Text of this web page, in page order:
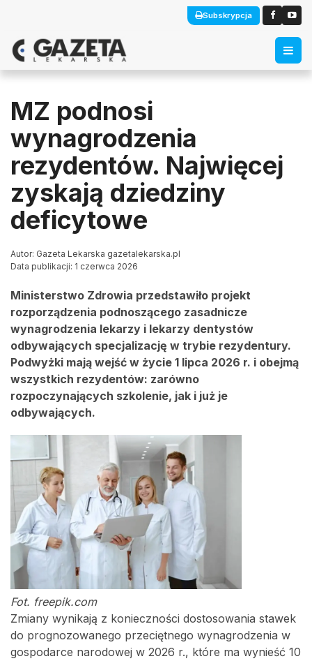
Subskrypcja
MZ podnosi
wynagrodzenia
rezydentów. Najwięcej
zyskają dziedziny
deficytowe
Autor: Gazeta Lekarska gazetalekarska.pl
Data publikacji: 1 czerwca 2026
Ministerstwo Zdrowia przedstawiło projekt
rozporządzenia podnoszącego zasadnicze
wynagrodzenia lekarzy i lekarzy dentystów
odbywających specjalizację w trybie rezydentury.
Podwyżki mają wejść w życie 1 lipca 2026 r. i obejmą
wszystkich rezydentów: zarówno
rozpoczynających szkolenie, jak i już je
odbywających.
Fot. freepik.com
Zmiany wynikają z konieczności dostosowania stawek
do prognozowanego przeciętnego wynagrodzenia w
gospodarce narodowej w 2026 r., które ma wynieść 10